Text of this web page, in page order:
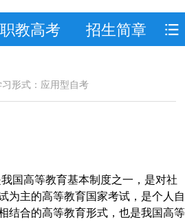
职教高考 招生简章
形式：应用型自考
我国高等教育基本制度之一，是对社
为主的高等教育国家考试，是个人自
结合的高等教育形式，也是我国高等